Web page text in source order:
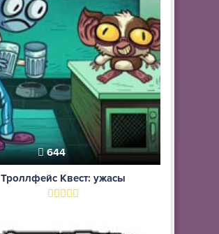
644
Троллфейс Квест: ужасы